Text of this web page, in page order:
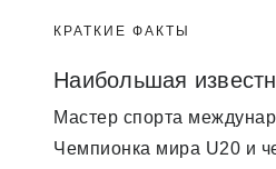
КРАТКИЕ ФАКТЫ
Наибольшая
Мастер спорта
Чемпионка мира U20 и